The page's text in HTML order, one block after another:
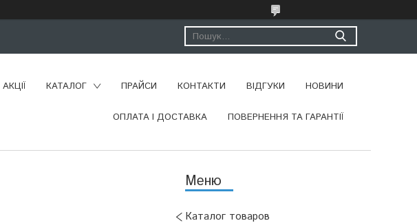
АКЦІЇ КАТАЛОГ ПРАЙСИ КОНТАКТИ ВІДГУКИ НОВИНИ
ОПЛАТА І ДОСТАВКА ПОВЕРНЕННЯ ТА ГАРАНТІЇ
Каталог товаров